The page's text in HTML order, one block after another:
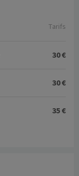
Tarifs
30 €
30 €
35 €